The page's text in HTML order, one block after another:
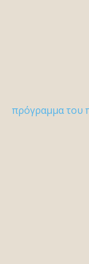
πρόγραμμα του